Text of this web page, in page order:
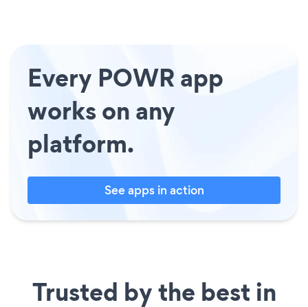
Every POWR app
works on any
platform.
See apps in action
Trusted by the best in